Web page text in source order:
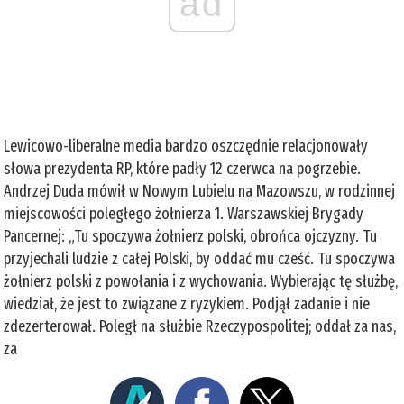
Lewicowo-liberalne media bardzo oszczędnie relacjonowały
słowa prezydenta RP, które padły 12 czerwca na pogrzebie.
Andrzej Duda mówił w Nowym Lubielu na Mazowszu, w rodzinnej
miejscowości poległego żołnierza 1. Warszawskiej Brygady
Pancernej: „Tu spoczywa żołnierz polski, obrońca ojczyzny. Tu
przyjechali ludzie z całej Polski, by oddać mu cześć. Tu spoczywa
żołnierz polski z powołania i z wychowania. Wybierając tę służbę,
wiedział, że jest to związane z ryzykiem. Podjął zadanie i nie
zdezerterował. Poległ na służbie Rzeczypospolitej; oddał za nas,
za